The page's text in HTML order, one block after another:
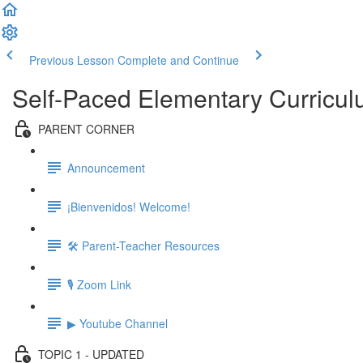
Previous Lesson Complete and Continue
Self-Paced Elementary
PARENT CORNER
Announcement
¡Bienvenidos! Welcome!
🛠 Parent-Teacher Resources
🎙 Zoom Link
▶ Youtube Channel
TOPIC 1 - UPDATED